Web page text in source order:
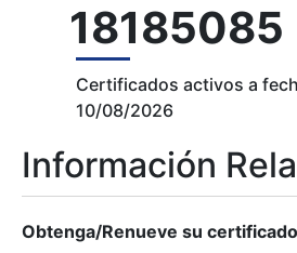
18185085
Certificados activos a
10/08/2026
Información
Obtenga/Renueve su